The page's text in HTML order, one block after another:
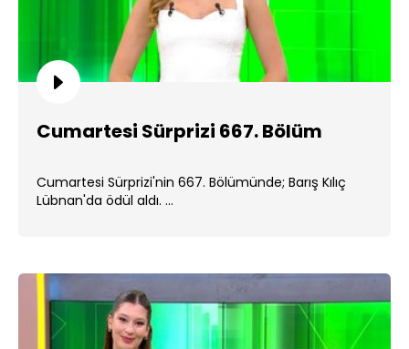
Cumartesi Sürprizi 667. Bölüm
Cumartesi Sürprizi'nin 667. Bölümünde; Barış Kılıç
Lübnan'da ödül aldı. ...